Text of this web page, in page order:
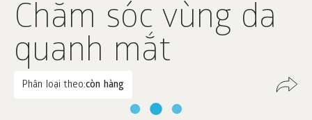
Chăm sóc vùng da
quanh mắt
Phân loại theo:còn hàng